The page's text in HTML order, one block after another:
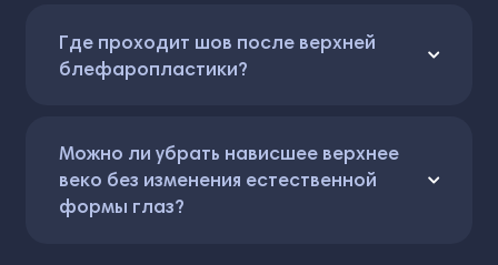
Где проходит шов после верхней
блефаропластики?
Можно ли убрать нависшее верхнее
веко без изменения естественной
формы глаз?